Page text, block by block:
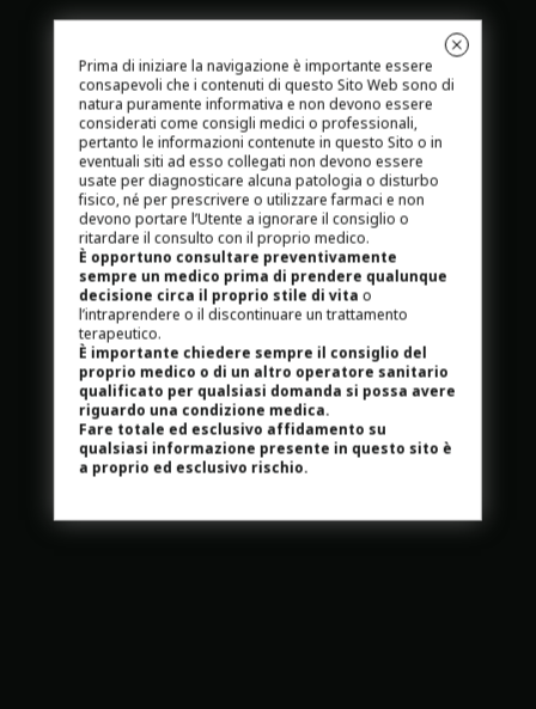
Prima di iniziare la navigazione è importante essere
consapevoli che i contenuti di questo Sito Web sono di
natura puramente informativa e non devono essere
considerati come consigli medici o professionali,
pertanto le informazioni contenute in questo Sito o in
eventuali siti ad esso collegati non devono essere
usate per diagnosticare alcuna patologia o disturbo
fisico, né per prescrivere o utilizzare farmaci e non
devono portare l’Utente a ignorare il consiglio o
ritardare il consulto con il proprio medico.
È opportuno consultare preventivamente
sempre un medico prima di prendere qualunque
decisione circa il proprio stile di vita o
l’intraprendere o il discontinuare un trattamento
terapeutico.
È importante chiedere sempre il consiglio del
proprio medico o di un altro operatore sanitario
qualificato per qualsiasi domanda si possa avere
riguardo una condizione medica.
Fare totale ed esclusivo affidamento su
qualsiasi informazione presente in questo sito è
a proprio ed esclusivo rischio.